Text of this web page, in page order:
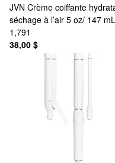
JVN Crème coiffante
séchage à l’air 5 oz/ 147 mL
1,791
38,00 $